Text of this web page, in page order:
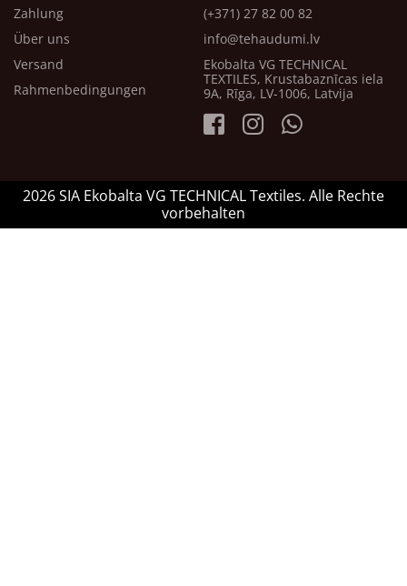
Zahlung
Über uns
Versand
Rahmenbedingungen
(+371) 27 82 00 82
info@tehaudumi.lv
Ekobalta VG TECHNICAL
TEXTILES, Krustabaznīcas iela
9A, Rīga, LV-1006, Latvija
2026 SIA Ekobalta VG TECHNICAL Textiles. Alle Rechte
vorbehalten